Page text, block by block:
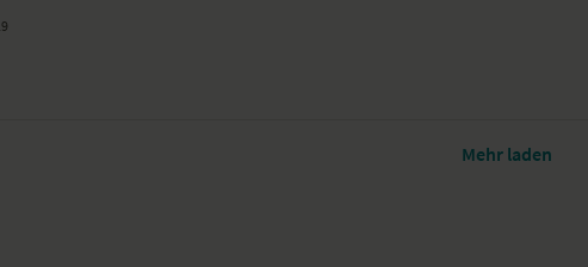
Mehr laden